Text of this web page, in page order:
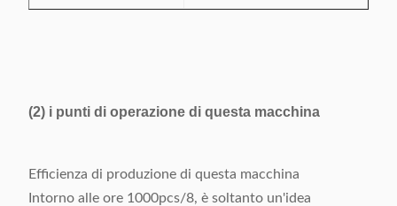
(2) i punti di operazione di questa macchina
Efficienza di produzione di questa macchina
Intorno alle ore 1000pcs/8, è soltanto un'idea